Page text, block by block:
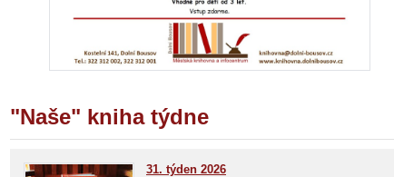
"Naše" kniha týdne
31. týden 2026